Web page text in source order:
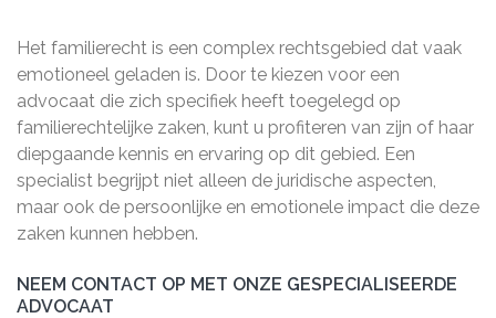
Het familierecht is een complex rechtsgebied dat vaak
emotioneel geladen is. Door te kiezen voor een
advocaat die zich specifiek heeft toegelegd op
familierechtelijke zaken, kunt u profiteren van zijn of haar
diepgaande kennis en ervaring op dit gebied. Een
specialist begrijpt niet alleen de juridische aspecten,
maar ook de persoonlijke en emotionele impact die deze
zaken kunnen hebben.
NEEM CONTACT OP MET ONZE GESPECIALISEERDE
ADVOCAAT